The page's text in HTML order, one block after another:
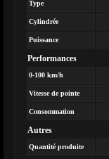
Type
Cylindrée
Puissance
Performances
0-100 km/h
Vitesse de pointe
Consommation
Autres
Quantité produite